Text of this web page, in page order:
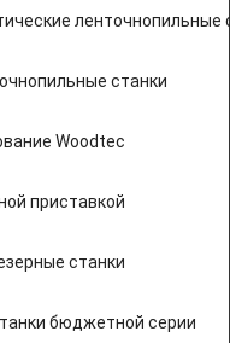
ленточнопильные
станки
Woodtec
приставкой
станки
бюджетной серии